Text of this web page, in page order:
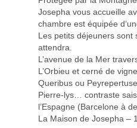
Josepha vous accueille
chambre est équipée
Les petits déjeuners sont
attendra.
L’avenue de la Mer
L’Orbieu et cerné de
Queribus ou
Pierre-lys… contraste
l’Espagne (Barcelone à
La Maison de Josepha –